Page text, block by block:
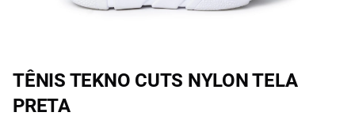
TÊNIS TEKNO CUTS NYLON TELA
PRETA